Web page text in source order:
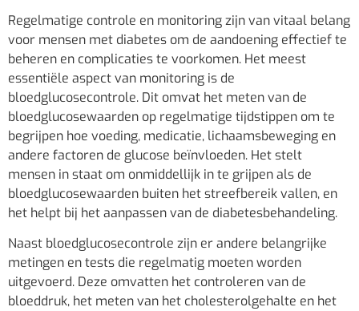
Regelmatige controle en monitoring zijn van vitaal belang
voor mensen met diabetes om de aandoening effectief te
beheren en complicaties te voorkomen. Het meest
essentiële aspect van monitoring is de
bloedglucosecontrole. Dit omvat het meten van de
bloedglucosewaarden op regelmatige tijdstippen om te
begrijpen hoe voeding, medicatie, lichaamsbeweging en
andere factoren de glucose beïnvloeden. Het stelt
mensen in staat om onmiddellijk in te grijpen als de
bloedglucosewaarden buiten het streefbereik vallen, en
het helpt bij het aanpassen van de diabetesbehandeling.
Naast bloedglucosecontrole zijn er andere belangrijke
metingen en tests die regelmatig moeten worden
uitgevoerd. Deze omvatten het controleren van de
bloeddruk, het meten van het cholesterolgehalte en het